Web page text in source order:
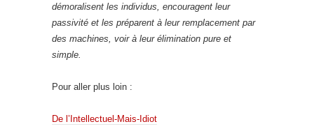
démoralisent les individus, encouragent leur
passivité et les préparent à leur remplacement par
des machines, voir à leur élimination pure et
simple.
Pour aller plus loin :
De l’Intellectuel-Mais-Idiot